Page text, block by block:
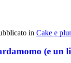
in Cake e
(e un